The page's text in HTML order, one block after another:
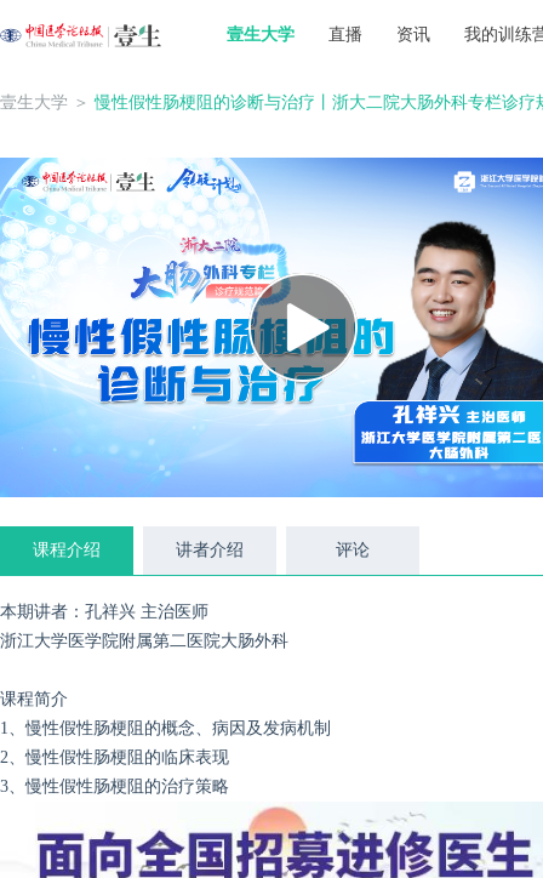
壹生大学 直播 资讯 我的训练
壹生大学 ＞慢性假性肠梗阻的诊断与治疗丨浙大二院大肠外科专栏诊疗
课程介绍 讲者介绍 评论
本期讲者：孔祥兴 主治医师
浙江大学医学院附属第二医院大肠外科
课程简介
1、慢性假性肠梗阻的概念、病因及发病机制
2、慢性假性肠梗阻的临床表现
3、慢性假性肠梗阻的治疗策略